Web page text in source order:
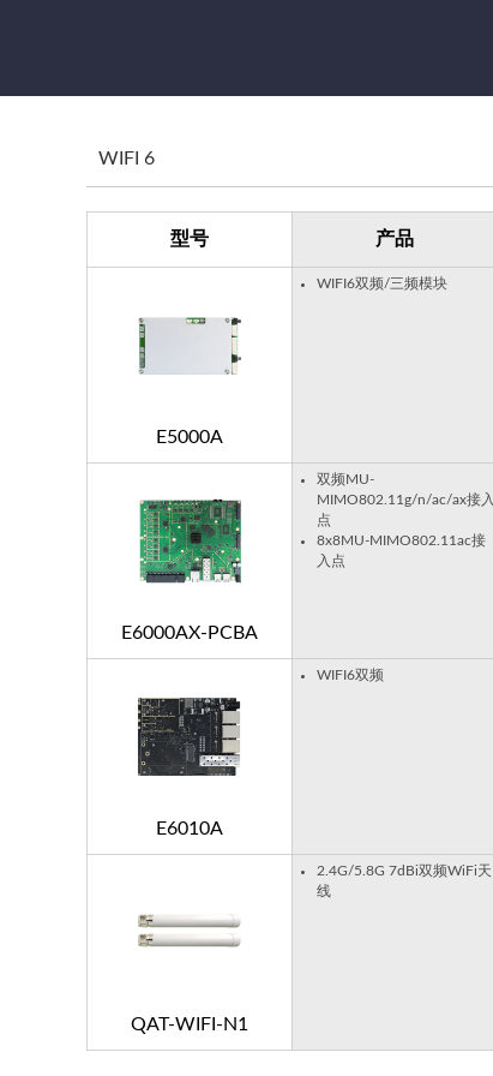
WIFI 6
型号 产品
E5000A
WIFI6双频/三频模块
E6000AX-PCBA
双频MU-
MIMO802.11g/n/ac/ax接入
点
8x8MU-MIMO802.11ac接
入点
E6010A
WIFI6双频
QAT-WIFI-N1
2.4G/5.8G 7dBi双频WiFi天
线